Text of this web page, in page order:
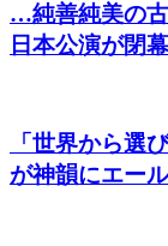
…純善純美の
日本公演が閉幕
「世界から選
が神韻にエール